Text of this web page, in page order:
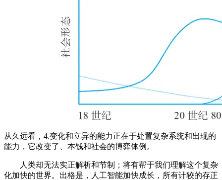
从久远看，4.变化和立异的能力正在于处置复杂系统和出现的
能力，它改变了、本钱和社会的博弈体例。
人类却无法实正解析和节制；将有帮于我们理解这个复杂
化加快的世界。出格是，人工智能加快成长，所有计较的存正